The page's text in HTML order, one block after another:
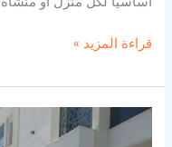
قراءة المزيد »
تركيب
مظلات